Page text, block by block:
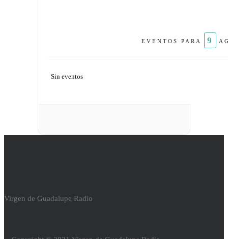
EVENTOS PARA 9
Sin eventos
Virgen de Guadalupe Radio